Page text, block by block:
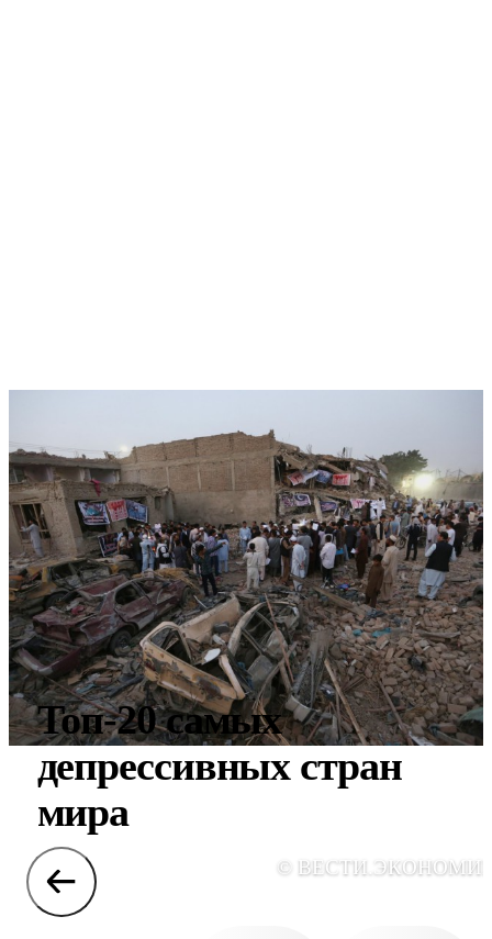
Топ-20 самых
депрессивных стран
мира
©